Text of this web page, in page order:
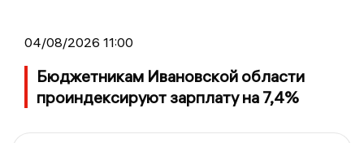
04/08/2026 11:00
Бюджетникам Ивановской области
проиндексируют зарплату на 7,4%